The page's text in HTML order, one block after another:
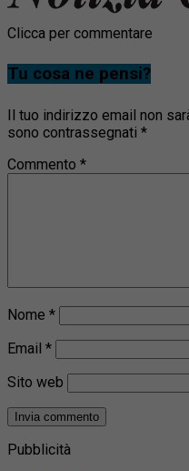
Clicca per commentare
Tu cosa ne pensi?
Il tuo indirizzo email non
sono contrassegnati *
Commento *
Nome *
Email *
Sito web
Pubblicità